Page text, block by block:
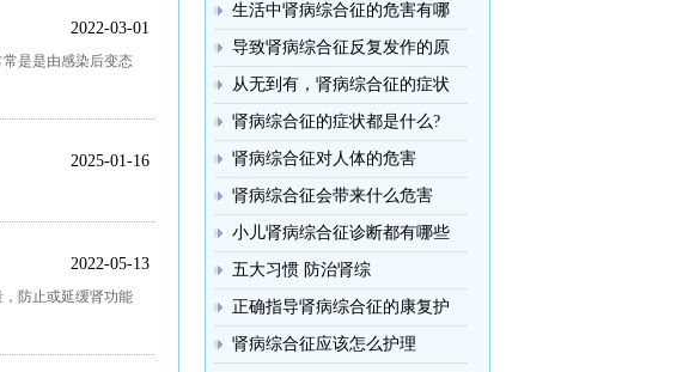
2022-03-01
是是由感染后变态
2025-01-16
2022-05-13
防止或延缓肾功能
生活中肾病综合征的危害有哪
导致肾病综合征反复发作的原
从无到有，肾病综合征的症状
肾病综合征的症状都是什么?
肾病综合征对人体的危害
肾病综合征会带来什么危害
小儿肾病综合征诊断都有哪些
五大习惯 防治肾综
正确指导肾病综合征的康复护
肾病综合征应该怎么护理